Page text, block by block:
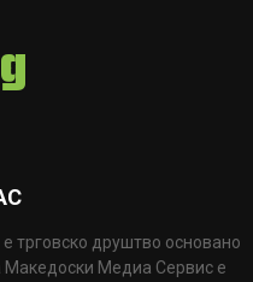
друштво основано
Македоски Медиа Сервис е